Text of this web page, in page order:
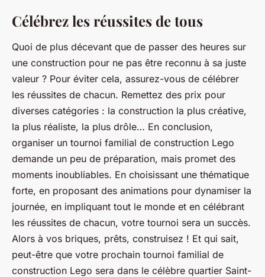
Célébrez les réussites de tous
Quoi de plus décevant que de passer des heures sur
une construction pour ne pas être reconnu à sa juste
valeur ? Pour éviter cela, assurez-vous de célébrer
les réussites de chacun. Remettez des prix pour
diverses catégories : la construction la plus créative,
la plus réaliste, la plus drôle… En conclusion,
organiser un tournoi familial de construction Lego
demande un peu de préparation, mais promet des
moments inoubliables. En choisissant une thématique
forte, en proposant des animations pour dynamiser la
journée, en impliquant tout le monde et en célébrant
les réussites de chacun, votre tournoi sera un succès.
Alors à vos briques, prêts, construisez ! Et qui sait,
peut-être que votre prochain tournoi familial de
construction Lego sera dans le célèbre quartier Saint-